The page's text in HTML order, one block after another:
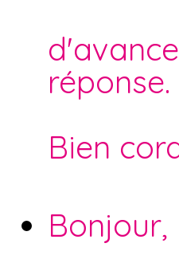
réponse.
Bien
Bonjour,